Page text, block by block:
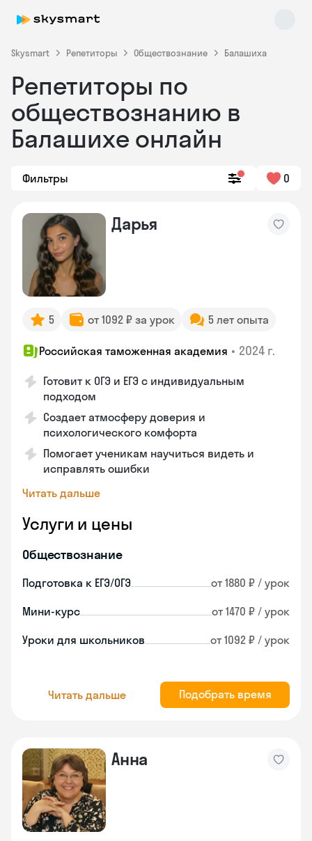
Skysmart Репетиторы Обществознание Балашиха
Репетиторы по
обществознанию в
Балашихе онлайн
Фильтры 0
Дарья
5 от 1092 ₽ за урок 5 лет опыта
Российская таможенная академия • 2024 г.
Готовит к ОГЭ и ЕГЭ с индивидуальным
подходом
Создает атмосферу доверия и
психологического комфорта
Помогает ученикам научиться видеть и
исправлять ошибки
Читать дальше
Услуги и цены
Обществознание
Подготовка к ЕГЭ/ОГЭ от 1880 ₽ / урок
Мини-курс от 1470 ₽ / урок
Уроки для школьников от 1092 ₽ / урок
Читать дальше Подобрать время
Анна
Skysmart Chat